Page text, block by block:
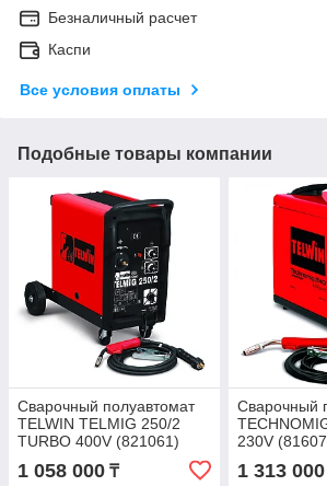
Безналичный расчет
Каспи
Все условия оплаты
Подобные товары компании
Сварочный полуавтомат
TELWIN TELMIG 250/2
TURBO 400V (821061)
1 058 000 ₸
Сварочный
230V
1 313 000